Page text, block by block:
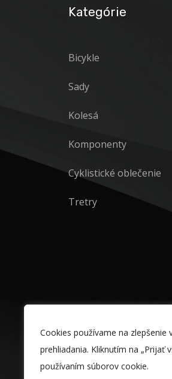
Cookies používame na zlepšenie
prehliadania. Kliknutím na „Prijať
používaním súborov cookie.
Kategórie
Bicykle
Sady
Kolesá
Komponenty
Cyklistické oblečenie
Tretry